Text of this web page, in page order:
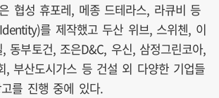
협성 휴포레, 메종 드테라스, 라큐비 등
를 제작했고 두산 위브, 스위첸, 이
동부토건, 조은D&C, 우신, 삼정그린코아,
, 부산도시가스 등 건설 외 다양한 기업들
를 진행 중에 있다.